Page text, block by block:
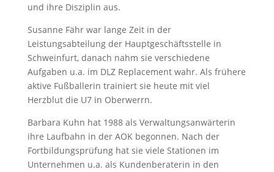
und ihre Disziplin aus.
Susanne Fähr war lange Zeit in der
Leistungsabteilung der Hauptgeschäftsstelle in
Schweinfurt, danach nahm sie verschiedene
Aufgaben u.a. im DLZ Replacement wahr. Als frühere
aktive Fußballerin trainiert sie heute mit viel
Herzblut die U7 in Oberwerrn.
Barbara Kuhn hat 1988 als Verwaltungsanwärterin
ihre Laufbahn in der AOK begonnen. Nach der
Fortbildungsprüfung hat sie viele Stationen im
Unternehmen u.a. als Kundenberaterin in den